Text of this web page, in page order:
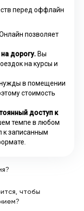
перед оффлайн
позволяет
дорогу. Вы
на курсы и
в помещении
стоимость
доступ к
темпе в любом
к записанным
чтобы